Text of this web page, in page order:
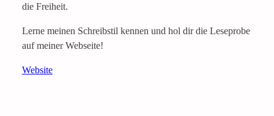
die Freiheit.
Lerne meinen Schreibstil kennen und hol dir die Leseprobe
auf meiner Webseite!
Website